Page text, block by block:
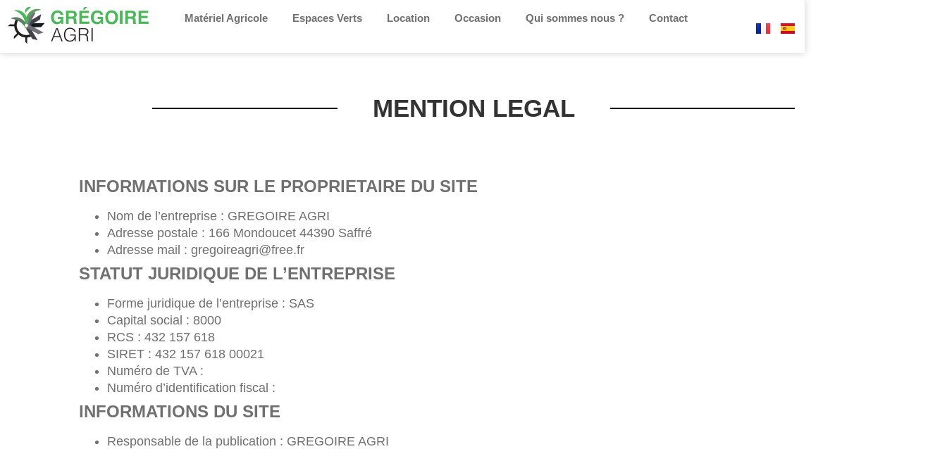
Matériel Agricole Espaces Verts Location Occasion Qui sommes nous ? Contact
MENTION LEGAL
INFORMATIONS SUR LE PROPRIETAIRE DU SITE
Nom de l’entreprise : GREGOIRE AGRI
Adresse postale : 166 Mondoucet 44390 Saffré
Adresse mail : gregoireagri@free.fr
STATUT JURIDIQUE DE L’ENTREPRISE
Forme juridique de l’entreprise : SAS
Capital social : 8000
RCS : 432 157 618
SIRET : 432 157 618 00021
Numéro de TVA :
Numéro d’identification fiscal :
INFORMATIONS DU SITE
Responsable de la publication : GREGOIRE AGRI